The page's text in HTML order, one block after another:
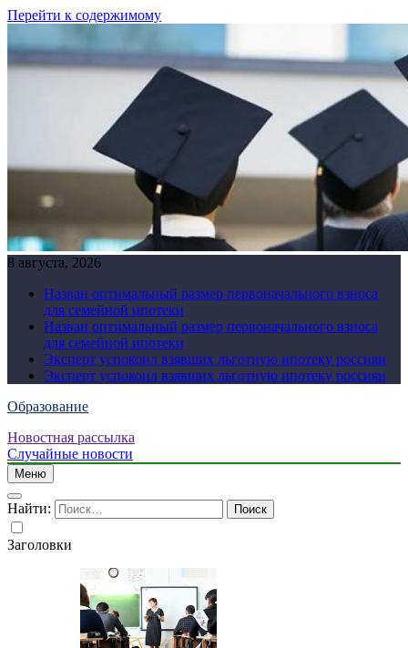
Перейти к содержимому
8 августа, 2026
Назван оптимальный размер первоначального взноса
для семейной ипотеки
Назван оптимальный размер первоначального взноса
для семейной ипотеки
Эксперт успокоил взявших льготную ипотеку россиян
Эксперт успокоил взявших льготную ипотеку россиян
Образование
Новостная рассылка
Случайные новости
Меню
Найти:
Заголовки